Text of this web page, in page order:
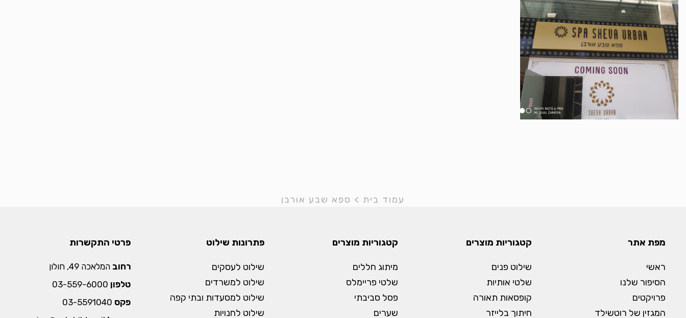
עמוד בית > ספא שבע אורבן
מפת אתר
ראשי
הסיפור שלנו
פרויקטים
המגזין של רוטשילד
קטגוריות מוצרים
שילוט פנים
שלטי אותיות
קופסאות תאורה
חיתוך בלייזר
קטגוריות מוצרים
מיתוג חללים
שלטי פריימלס
פסל סביבתי
שערים
פתרונות שילוט
שילוט לעסקים
שילוט למשרדים
שילוט למסעדות ובתי קפה
שילוט לחנויות
פרטי התקשרות
רחוב המלאכה 49, חולון
טלפון 03-559-6000
פקס 03-5591040